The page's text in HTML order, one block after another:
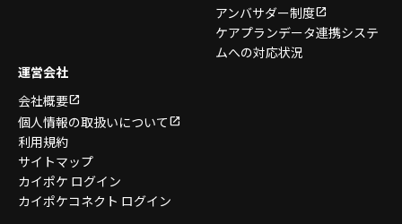
アンバサダー制度
ケアプランデータ連携システ
ムへの対応状況
運営会社
会社概要
個人情報の取扱いについて
利用規約
サイトマップ
カイポケ ログイン
カイポケコネクト ログイン